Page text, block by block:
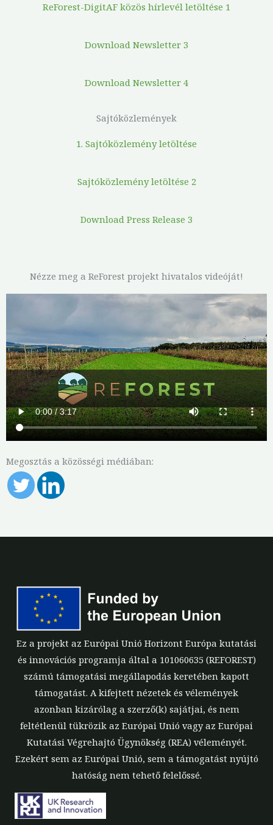
ReForest-DigitAF közös hírlevél letöltése 1
Download Newsletter 3
Download Newsletter 4
Sajtóközlemények
1. Sajtóközlemény letöltése
Sajtóközlemény letöltése 2
Download Press Release 3
Nézze meg a ReForest projekt hivatalos videóját!
Megosztás a közösségi médiában:
Ez a projekt az Európai Unió Horizont Európa kutatási
és innovációs programja által a 101060635 (REFOREST)
számú támogatási megállapodás keretében kapott
támogatást. A kifejtett nézetek és vélemények
azonban kizárólag a szerző(k) sajátjai, és nem
feltétlenül tükrözik az Európai Unió vagy az Európai
Kutatási Végrehajtó Ügynökség (REA) véleményét.
Ezekért sem az Európai Unió, sem a támogatást nyújtó
hatóság nem tehető felelőssé.